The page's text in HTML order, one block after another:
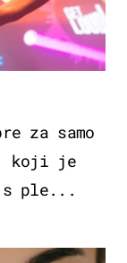
za samo
koji je
s ple...